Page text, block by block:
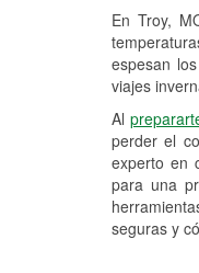
En Troy,
espesan
viajes
Al
perder el
experto en
para una
seguras y